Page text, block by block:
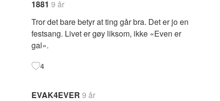
1881 9 år
Tror det bare betyr at ting går bra. Det er jo en
festsang. Livet er gøy liksom, ikke «Even er
gal».
4
EVAK4EVER 9 år